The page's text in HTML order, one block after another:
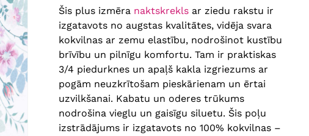
Šis plus izmēra naktskreklsar ziedu rakstu ir
izgatavots no augstas kvalitātes, vidēja svara
kokvilnas ar zemu elastību, nodrošinot kustību
brīvību un pilnīgu komfortu. Tam ir praktiskas
3/4 piedurknes un apaļš kakla izgriezums ar
pogām neuzkrītošam pieskārienam un ērtai
uzvilkšanai. Kabatu un oderes trūkums
nodrošina vieglu un gaisīgu siluetu. Šis poļu
izstrādājums ir izgatavots no 100% kokvilnas –